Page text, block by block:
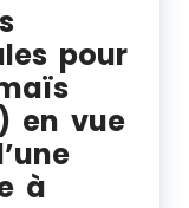
pour
en vue
à